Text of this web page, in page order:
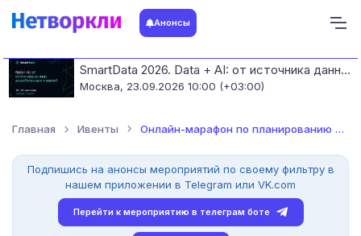
Анонсы
SmartData 2026. Data + AI: от источника данных до работающих моделей
Москва, 23.09.2026 10:00 (+03:00)
Главная Ивенты Онлайн-марафон по планированию ремонтов
Подпишись на анонсы мероприятий по своему фильтру в
нашем приложении в Telegram или VK.com
Перейти к мероприятию в телеграм боте